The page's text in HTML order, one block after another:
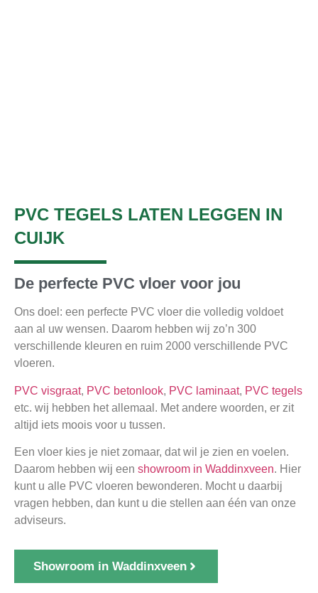
PVC TEGELS LATEN LEGGEN IN
CUIJK
De perfecte PVC vloer voor jou
Ons doel: een perfecte PVC vloer die volledig voldoet
aan al uw wensen. Daarom hebben wij zo’n 300
verschillende kleuren en ruim 2000 verschillende PVC
vloeren.
PVC visgraat, PVC betonlook, PVC laminaat, PVC tegels
etc. wij hebben het allemaal. Met andere woorden, er zit
altijd iets moois voor u tussen.
Een vloer kies je niet zomaar, dat wil je zien en voelen.
Daarom hebben wij een showroom in Waddinxveen. Hier
kunt u alle PVC vloeren bewonderen. Mocht u daarbij
vragen hebben, dan kunt u die stellen aan één van onze
adviseurs.
Showroom in Waddinxveen